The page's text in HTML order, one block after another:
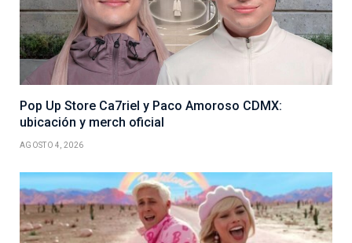
Pop Up Store Ca7riel y Paco Amoroso CDMX:
ubicación y merch oficial
AGOSTO 4, 2026